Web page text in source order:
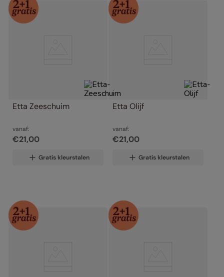
Etta Zeeschuim
vanaf:
€21,00
Gratis kleurstalen
Etta Olijf
vanaf:
€21,00
Gratis kleurstalen